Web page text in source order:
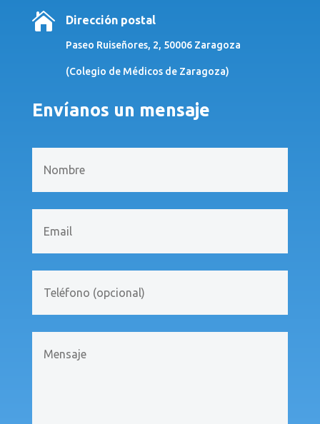
 Dirección postal
Paseo Ruiseñores, 2, 50006 Zaragoza
(Colegio de Médicos de Zaragoza)
Envíanos un mensaje